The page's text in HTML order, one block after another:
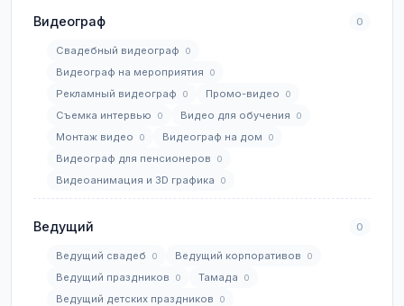
Видеограф 0
Свадебный видеограф 0
Видеограф на мероприятия 0
Рекламный видеограф 0 Промо-видео 0
Съемка интервью 0 Видео для обучения 0
Монтаж видео 0 Видеограф на дом 0
Видеограф для пенсионеров 0
Видеоанимация и 3D графика 0
Ведущий 0
Ведущий свадеб 0 Ведущий корпоративов 0
Ведущий праздников 0 Тамада 0
Ведущий детских праздников 0